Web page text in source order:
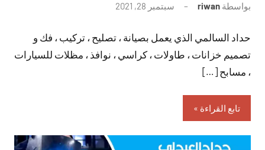
بواسطة riwan سبتمبر 28, 2021
تعليقات
حداد السالمي الذي يعمل بصيانة ، تصليح ، تركيب ، فك و
تصميم خزانات ، طاولات ، كراسي ، نوافذ ، مظلات للسيارات
، مسابح […]
تابع القراءة